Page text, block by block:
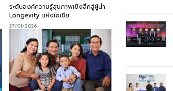
ระดับองค์ความรู้สุขภาพเชิงลึกสู่ผู้นำ
Longevity แห่งเอเชีย
27/01/2026